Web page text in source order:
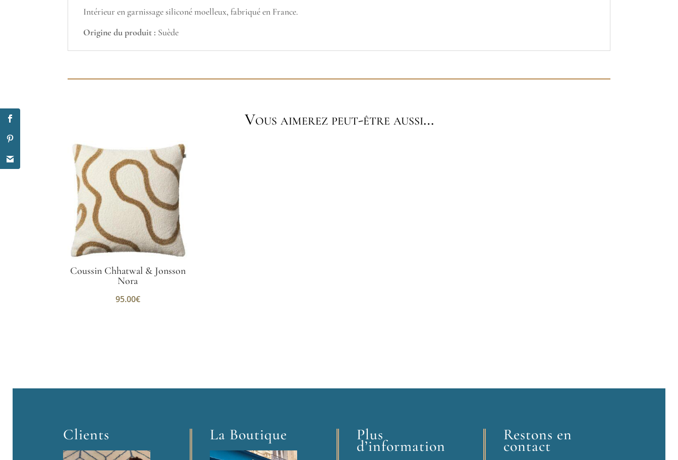
Intérieur en garnissage siliconé moelleux, fabriqué en France.
Origine du produit : Suède
Vous aimerez peut-être aussi…
Coussin Chhatwal & Jonsson
Nora
95.00€
Clients La Boutique Plus
d’information
Restons en
contact